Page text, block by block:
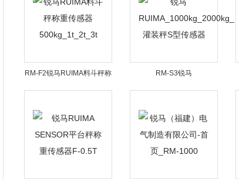
RM-F2锐马RUIMA料斗秤称
重传感器500kg_1t_2t_3t
RM-S3锐马
RUIMA_1000kg_2000kg_